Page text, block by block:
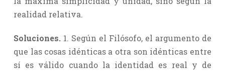
realidad relativa.
Soluciones.1. Según el Filósofo, el argumento de
que las cosas idénticas a otra son idénticas entre
sí es válido cuando la identidad es real y de